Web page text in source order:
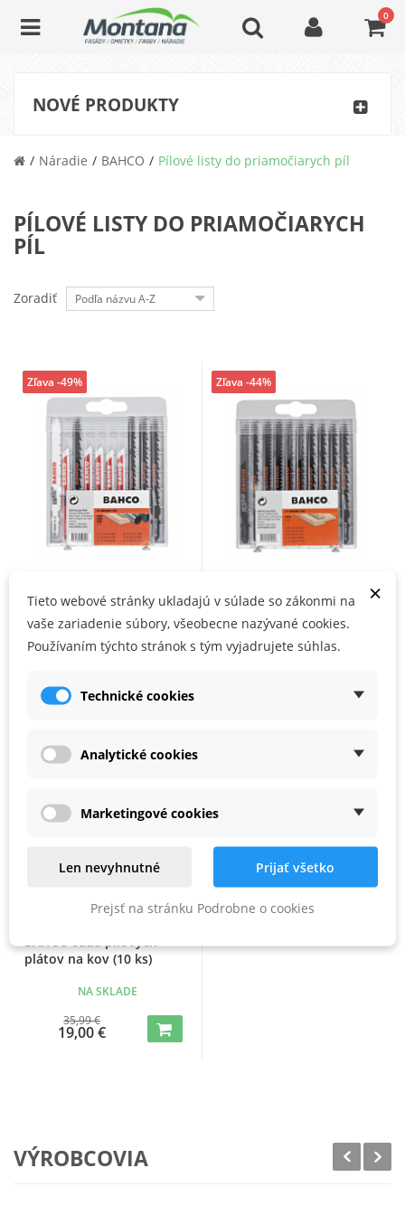
0
NOVÉ PRODUKTY
Náradie BAHCO Pílové listy do priamočiarych píl
PÍLOVÉ LISTY DO PRIAMOČIARYCH
PÍL
Zoradiť Podľa názvu A-Z
plátkov na drevo a kov (10
ks)
NA SKLADE
18,50 €
Zľava -49%
plátov na drevo a PVC (10
ks)
NA SKLADE
Zľava -44%
BAHCO sada pílových
plátov na kov (10 ks)
NA SKLADE
35,99 €
19,00 €
VÝROBCOVIA
×
Tieto webové stránky ukladajú v súlade so zákonmi na
vaše zariadenie súbory, všeobecne nazývané cookies.
Používaním týchto stránok s tým vyjadrujete súhlas.
Technické cookies
Analytické cookies
Marketingové cookies
Len nevyhnutné Prijať všetko
Prejsť na stránku Podrobne o cookies